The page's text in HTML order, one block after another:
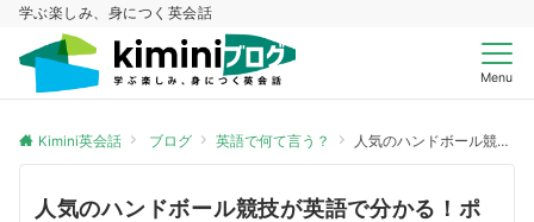
学ぶ楽しみ、身につく英会話
Menu
Kimini英会話 ブログ 英語で何て言う？ 人気のハンドボール競技が英語で分かる！ポジションやプレイも紹介！
人気のハンドボール競技が英語で分かる！ポ